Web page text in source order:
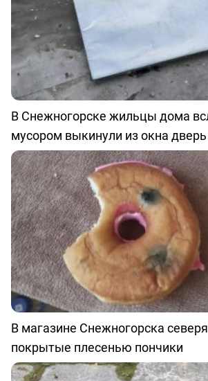
В Снежногорске жильцы дома
мусором выкинули из окна дверь
В магазине Снежногорска
покрытые плесенью пончики